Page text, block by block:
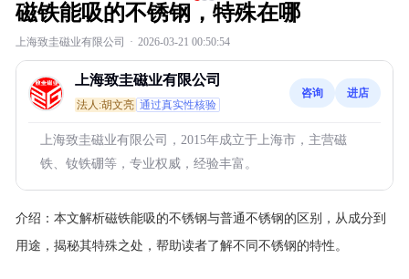
磁铁能吸的不锈钢，特殊在哪
上海致圭磁业有限公司 · 2026-03-21 00:50:54
上海致圭磁业有限公司
法人:胡文亮 通过真实性核验
咨询 进店
上海致圭磁业有限公司，2015年成立于上海市，主营磁
铁、钕铁硼等，专业权威，经验丰富。
介绍： 本文解析磁铁能吸的不锈钢与普通不锈钢的区别，从成分到
用途，揭秘其特殊之处，帮助读者了解不同不锈钢的特性。